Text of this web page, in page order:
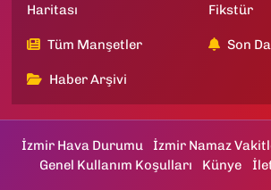
Haritası
Fikstür
Tüm Manşetler Son
Haber Arşivi
İzmir Hava Durumu İzmir Namaz
Genel Kullanım Koşulları
Künye